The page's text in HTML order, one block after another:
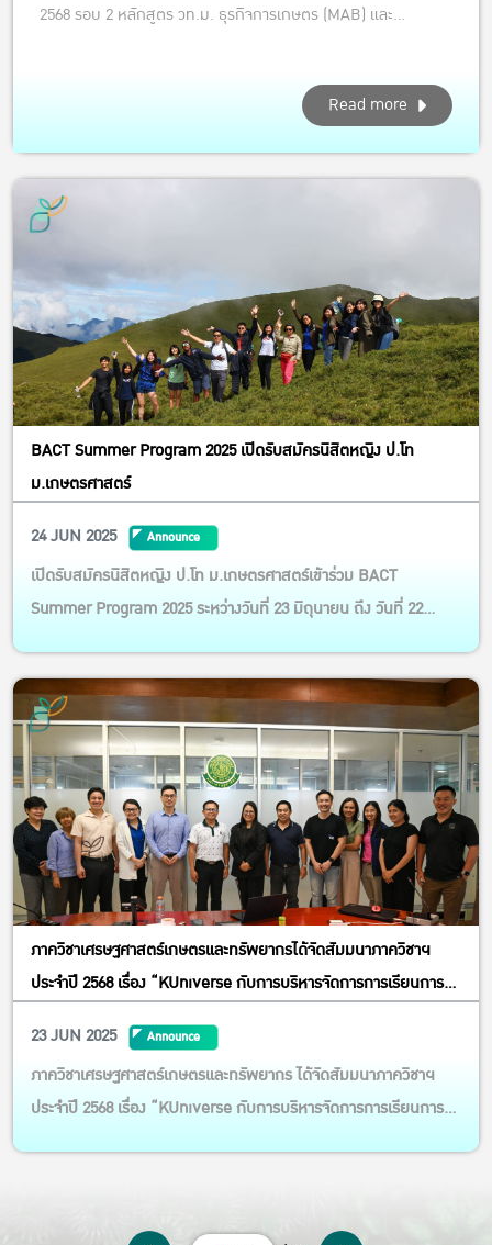
2568 รอบ 2 หลักสูตร วท.ม. ธุรกิจการเกษตร (MAB) และ
https://drive.google.com/file/d/1Ie5xPKu_vM37KGc7...
Read more
BACT Summer Program 2025 เปิดรับสมัครนิสิตหญิง ป.โท
ม.เกษตรศาสตร์
24 JUN 2025
Announce
เปิดรับสมัครนิสิตหญิง ป.โท ม.เกษตรศาสตร์เข้าร่วม BACT
Summer Program 2025 ระหว่างวันที่ 23 มิถุนายน ถึง วันที่ 22
(ไต้หวัน)!! BACT Summer Program เป็นโครงการเพื่อการเรียนรู้
ด้านความหลากหลายทางชีวภาพ การเกษตร และวัฒนธรรมของ
ไต้หวัน ผ่านการเรียน...
ภาควิชาเศรษฐศาสตร์เกษตรและทรัพยากรได้จัดสัมมนาภาควิชาฯ
ประจำปี 2568 เรื่อง “KUniverse กับการบริหารจัดการการเรียนการ
23 JUN 2025 Announce
ภาควิชาเศรษฐศาสตร์เกษตรและทรัพยากร ได้จัดสัมมนาภาควิชาฯ
ประจำปี 2568 เรื่อง “KUniverse กับการบริหารจัดการการเรียนการ